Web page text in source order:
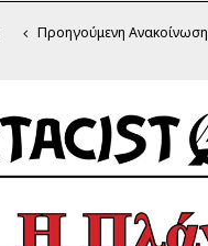
Προηγούμενη Ανακοίνωση